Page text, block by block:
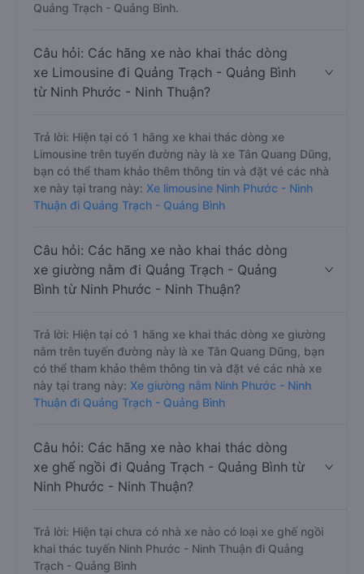
Quảng Trạch - Quảng Bình.
Câu hỏi: Các hãng xe nào khai thác dòng
xe Limousine đi Quảng Trạch - Quảng Bình
từ Ninh Phước - Ninh Thuận?
Trả lời: Hiện tại có 1 hãng xe khai thác dòng xe
Limousine trên tuyến đường này là xe Tân Quang Dũng,
bạn có thể tham khảo thêm thông tin và đặt vé các nhà
xe này tại trang này: Xe limousine Ninh Phước - Ninh
Thuận đi Quảng Trạch - Quảng Bình
Câu hỏi: Các hãng xe nào khai thác dòng
xe giường nằm đi Quảng Trạch - Quảng
Bình từ Ninh Phước - Ninh Thuận?
Trả lời: Hiện tại có 1 hãng xe khai thác dòng xe giường
nằm trên tuyến đường này là xe Tân Quang Dũng, bạn
có thể tham khảo thêm thông tin và đặt vé các nhà xe
này tại trang này: Xe giường nằm Ninh Phước - Ninh
Thuận đi Quảng Trạch - Quảng Bình
Câu hỏi: Các hãng xe nào khai thác dòng
xe ghế ngồi đi Quảng Trạch - Quảng Bình từ
Ninh Phước - Ninh Thuận?
Trả lời: Hiện tại chưa có nhà xe nào có loại xe ghế ngồi
khai thác tuyến Ninh Phước - Ninh Thuận đi Quảng
Trạch - Quảng Bình